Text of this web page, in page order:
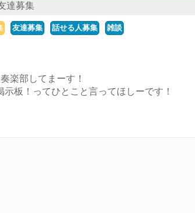
達募集
友達募集 話せる人募集 雑談
楽部してまーす！
板！ってひとこと言ってほしーです！